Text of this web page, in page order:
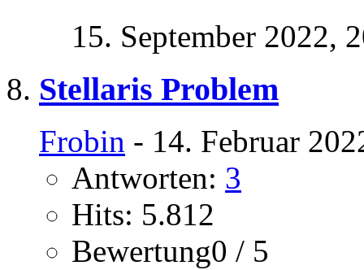
15. September 2022,
Stellaris Problem
Frobin - 14. Februar
Antworten: 3
Hits: 5.812
Bewertung0 / 5